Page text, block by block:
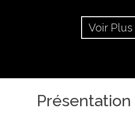
Voir Plus
Présentation